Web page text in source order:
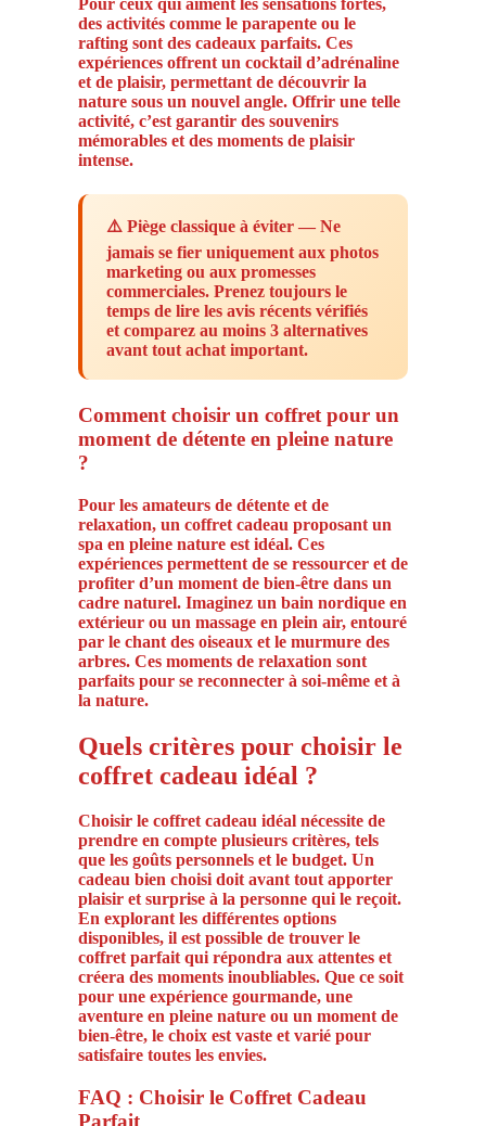
Pour ceux qui aiment les sensations fortes,
des activités comme le parapente ou le
rafting sont des cadeaux parfaits. Ces
expériences offrent un cocktail d’adrénaline
et de plaisir, permettant de découvrir la
nature sous un nouvel angle. Offrir une telle
activité, c’est garantir des souvenirs
mémorables et des moments de plaisir
intense.
⚠️ Piège classique à éviter — Ne
jamais se fier uniquement aux photos
marketing ou aux promesses
commerciales. Prenez toujours le
temps de lire les avis récents vérifiés
et comparez au moins 3 alternatives
avant tout achat important.
Comment choisir un coffret pour un
moment de détente en pleine nature
?
Pour les amateurs de détente et de
relaxation, un coffret cadeau proposant un
spa en pleine nature est idéal. Ces
expériences permettent de se ressourcer et de
profiter d’un moment de bien-être dans un
cadre naturel. Imaginez un bain nordique en
extérieur ou un massage en plein air, entouré
par le chant des oiseaux et le murmure des
arbres. Ces moments de relaxation sont
parfaits pour se reconnecter à soi-même et à
la nature.
Quels critères pour choisir le
coffret cadeau idéal ?
Choisir le coffret cadeau idéal nécessite de
prendre en compte plusieurs critères, tels
que les goûts personnels et le budget. Un
cadeau bien choisi doit avant tout apporter
plaisir et surprise à la personne qui le reçoit.
En explorant les différentes options
disponibles, il est possible de trouver le
coffret parfait qui répondra aux attentes et
créera des moments inoubliables. Que ce soit
pour une expérience gourmande, une
aventure en pleine nature ou un moment de
bien-être, le choix est vaste et varié pour
satisfaire toutes les envies.
FAQ : Choisir le Coffret Cadeau
Parfait